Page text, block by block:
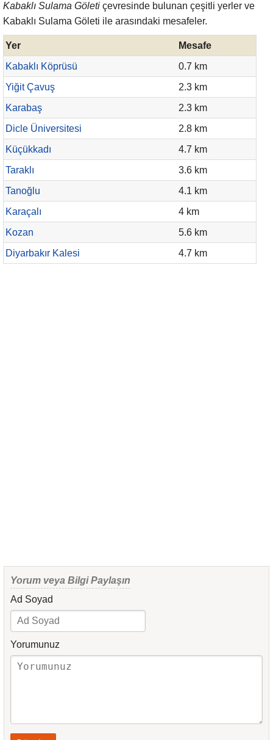
Kabaklı Sulama Göleti çevresinde bulunan çeşitli yerler ve
Kabaklı Sulama Göleti ile arasındaki mesafeler.
Yer
Mesafe
Kabaklı Köprüsü
0.7 km
Yiğit Çavuş
2.3 km
Karabaş
2.3 km
Dicle Üniversitesi
2.8 km
Küçükkadı
4.7 km
Taraklı
3.6 km
Tanoğlu
4.1 km
Karaçalı
4 km
Kozan
5.6 km
Diyarbakır Kalesi
4.7 km
Yorum veya Bilgi Paylaşın
Ad Soyad
Yorumunuz